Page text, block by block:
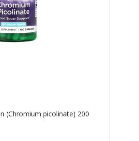
(Chromium picolinate) 200